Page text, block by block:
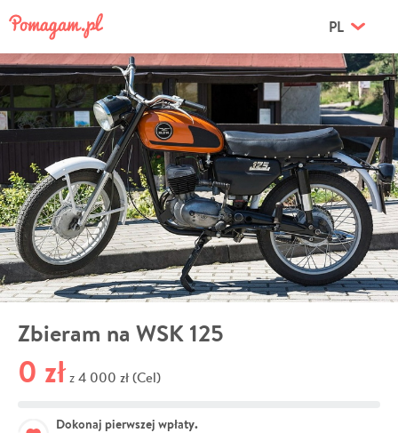
PL
Zbieram na WSK 125
0 zł z 4 000 zł (Cel)
Dokonaj pierwszej wpłaty.